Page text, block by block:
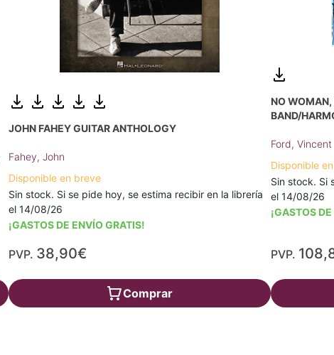
JOHN FAHEY GUITAR ANTHOLOGY
Fahey, John
Disponible en breve
Sin stock. Si se pide hoy, se estima recibir en la librería
el 14/08/26
¡GASTOS DE ENVÍO GRATIS!
PVP. 38,90€
Comprar
NO WOMAN,
BAND/
Ford, Vincent
Disponible
Sin stock. Si
el 14/08/26
¡GASTOS
PVP.